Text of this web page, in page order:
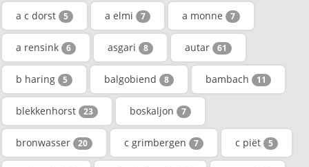
a c dorst 5 a elmi 7 a monne 7
a rensink 6 asgari 8 autar 61
b haring 5 balgobiend 8 bambach 11
blekkenhorst 23 boskaljon 7
bronwasser 20 c grimbergen 7 c piët 5